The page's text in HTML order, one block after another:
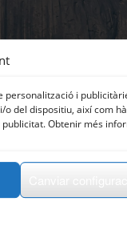
personalització i
del dispositiu, així com
Obtenir més